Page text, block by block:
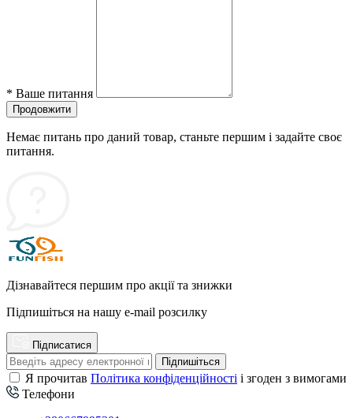
* Ваше питання
Продовжити
Немає питань про даний товар, станьте першим і задайте своє
питання.
Дізнавайтеся першим про акції та знижки
Підпишіться на нашу e-mail розсилку
Підписатися
Підпишіться
Я прочитав Політика конфіденційності і згоден з вимогами
Телефони